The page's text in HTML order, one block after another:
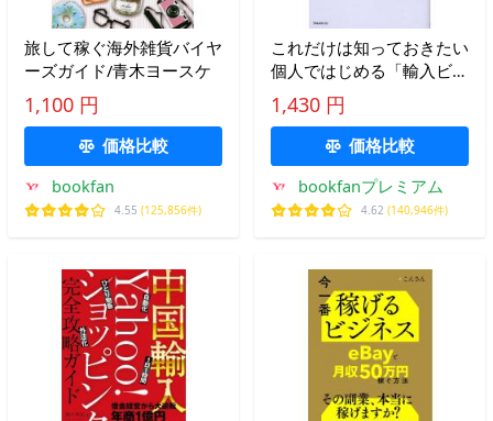
旅して稼ぐ海外雑貨バイヤ
ーズガイド/青木ヨースケ
1,100 円
価格比較
bookfan
4.55 (125,856件)
これだけは知っておきたい
個人ではじめる「輸入ビジ
ネス」の基本と心構え は
じめての人にこそ、知って
欲しい「失敗しない」「確
実に続けられる」正攻法
1,430 円
価格比較
bookfanプレミアム
4.62 (140,946件)